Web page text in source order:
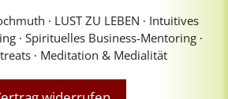
∙ LUST ZU LEBEN ∙ Intuitives
∙ Spirituelles Business-Mentoring ∙
∙ Meditation & Medialität